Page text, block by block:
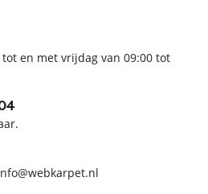
vitae sed
massa
en met vrijdag van 09:00 tot